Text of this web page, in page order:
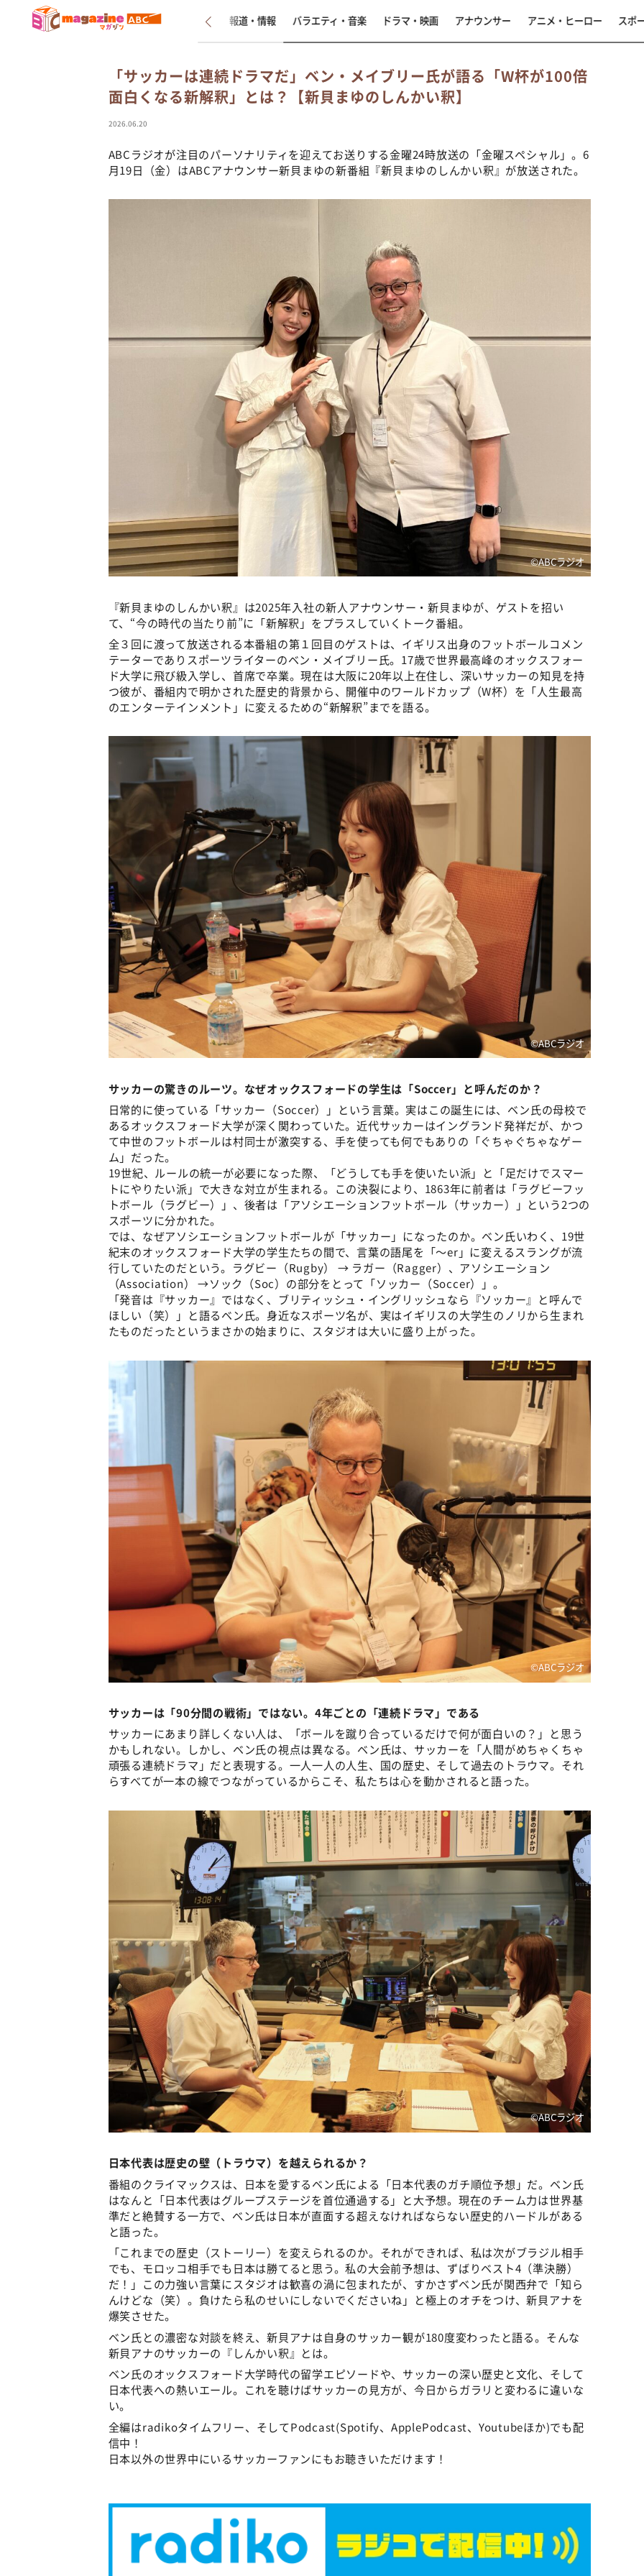
新着 インタビュー 報道・情報 バラエティ・音楽 ドラマ・映画 アナウンサー アニメ・ヒーロー スポ
「サッカーは連続ドラマだ」ベン・メイブリー氏が語る「W杯が100倍
面白くなる新解釈」とは？【新貝まゆのしんかい釈】
2026.06.20
ABCラジオが注目のパーソナリティを迎えてお送りする金曜24時放送の「金曜スペシャル」。6
月19日（金）はABCアナウンサー新貝まゆの新番組『新貝まゆのしんかい釈』が放送された。
©️ABCラジオ
『新貝まゆのしんかい釈』は2025年入社の新人アナウンサー・新貝まゆが、ゲストを招い
て、“今の時代の当たり前”に「新解釈」をプラスしていくトーク番組。
全３回に渡って放送される本番組の第１回目のゲストは、イギリス出身のフットボールコメン
テーターでありスポーツライターのベン・メイブリー氏。17歳で世界最高峰のオックスフォー
ド大学に飛び級入学し、首席で卒業。現在は大阪に20年以上在住し、深いサッカーの知見を持
つ彼が、番組内で明かされた歴史的背景から、開催中のワールドカップ（W杯）を「人生最高
のエンターテインメント」に変えるための“新解釈”までを語る。
©️ABCラジオ
サッカーの驚きのルーツ。なぜオックスフォードの学生は「Soccer」と呼んだのか？
日常的に使っている「サッカー（Soccer）」という言葉。実はこの誕生には、ベン氏の母校で
あるオックスフォード大学が深く関わっていた。近代サッカーはイングランド発祥だが、かつ
て中世のフットボールは村同士が激突する、手を使っても何でもありの「ぐちゃぐちゃなゲー
ム」だった。
19世紀、ルールの統一が必要になった際、「どうしても手を使いたい派」と「足だけでスマー
トにやりたい派」で大きな対立が生まれる。この決裂により、1863年に前者は「ラグビーフッ
トボール（ラグビー）」、後者は「アソシエーションフットボール（サッカー）」という2つの
スポーツに分かれた。
では、なぜアソシエーションフットボールが「サッカー」になったのか。ベン氏いわく、19世
紀末のオックスフォード大学の学生たちの間で、言葉の語尾を「〜er」に変えるスラングが流
行していたのだという。ラグビー（Rugby） → ラガー（Ragger）、アソシエーション
（Association） →ソック（Soc）の部分をとって「ソッカー（Soccer）」。
「発音は『サッカー』ではなく、ブリティッシュ・イングリッシュなら『ソッカー』と呼んで
ほしい（笑）」と語るベン氏。身近なスポーツ名が、実はイギリスの大学生のノリから生まれ
たものだったというまさかの始まりに、スタジオは大いに盛り上がった。
©️ABCラジオ
サッカーは「90分間の戦術」ではない。4年ごとの「連続ドラマ」である
サッカーにあまり詳しくない人は、「ボールを蹴り合っているだけで何が面白いの？」と思う
かもしれない。しかし、ベン氏の視点は異なる。ベン氏は、サッカーを「人間がめちゃくちゃ
頑張る連続ドラマ」だと表現する。一人一人の人生、国の歴史、そして過去のトラウマ。それ
らすべてが一本の線でつながっているからこそ、私たちは心を動かされると語った。
©️ABCラジオ
日本代表は歴史の壁（トラウマ）を越えられるか？
番組のクライマックスは、日本を愛するベン氏による「日本代表のガチ順位予想」だ。ベン氏
はなんと「日本代表はグループステージを首位通過する」と大予想。現在のチーム力は世界基
準だと絶賛する一方で、ベン氏は日本が直面する超えなければならない歴史的ハードルがある
と語った。
「これまでの歴史（ストーリー）を変えられるのか。それができれば、私は次がブラジル相手
でも、モロッコ相手でも日本は勝てると思う。私の大会前予想は、ずばりベスト4（準決勝）
だ！」この力強い言葉にスタジオは歓喜の渦に包まれたが、すかさずベン氏が関西弁で「知ら
んけどな（笑）。負けたら私のせいにしないでくださいね」と極上のオチをつけ、新貝アナを
爆笑させた。
ベン氏との濃密な対談を終え、新貝アナは自身のサッカー観が180度変わったと語る。そんな
新貝アナのサッカーの『しんかい釈』とは。
ベン氏のオックスフォード大学時代の留学エピソードや、サッカーの深い歴史と文化、そして
日本代表への熱いエール。これを聴けばサッカーの見方が、今日からガラリと変わるに違いな
い。
全編はradikoタイムフリー、そしてPodcast(Spotify、ApplePodcast、Youtubeほか)でも配
信中！
日本以外の世界中にいるサッカーファンにもお聴きいただけます！